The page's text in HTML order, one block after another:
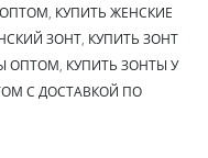
, КУПИТЬ ЖЕНСКИЕ
ЗОНТ, КУПИТЬ ЗОНТ
ОПТОМ, КУПИТЬ ЗОНТЫ У
С ДОСТАВКОЙ ПО